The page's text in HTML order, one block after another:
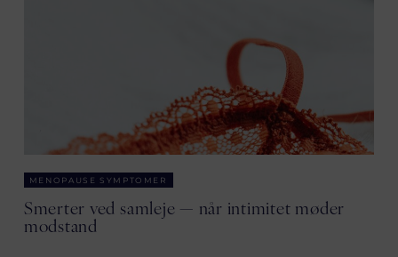
MENOPAUSE SYMPTOMER
Smerter ved samleje — når intimitet møder
modstand